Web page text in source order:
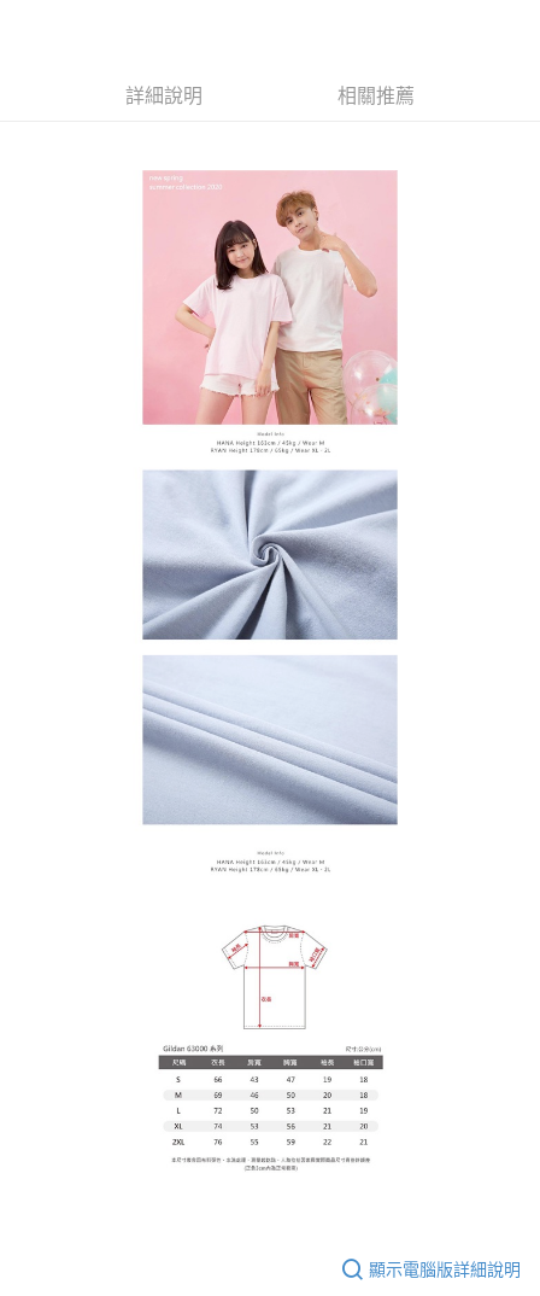
買賣價金債權讓與本公司後，依約使用本公司帳單繳交帳款。
2.基於同意付款使用「大哥付你分期」之契約關係目的，商店將以您的個人
資料（包含姓名、電話或地址）提供予台灣大哥大進項蒐集、處理及利用，
由本公司與您本人進行分期帳單所需資料之確認、核對及更正。
3.完整用戶服務條款，請詳閱以下連結：
https://oppay.tw/userRule
２．訂單成立數日內，您將收到繳費通知簡訊。
３．收到繳費通知簡訊後14天內，點擊此簡訊中的連結，可透過四大超商／
購買商品的店家。未經商家同意取消之訂單仍視為有效，需透過AFTEE先享
※ 交易是否成功請以「AFTEE先享後付 」之結帳頁面顯示為準，若有關於
是否繳費成功／繳費後需取消欲退款等相關疑問，請聯繫「AFTEE先享後付
https://netprotections.freshdesk.com/support/home
１．透過由恩沛科技股份有限公司提供之「AFTEE先享後付」服務完成之交
易，需依本服務之必要範圍內提供個人資料，並將交易相關給付款項請求債
權轉讓予恩沛科技股份有限公司。
２．關於個人資料處理事宜，請瀏覽以下網址：
３．未成年的使用者請事先徵得法定代理人或監護人之同意方可使用
「AFTEE先享後付」，若未經同意申辦者引起之損失，本公司不負相關責
４．使用「AFTEE先享後付」時，將依據個別帳號之用戶狀況，依本公司即
時審查核予不同之上限額度；若仍有額度不足之情形，本公司將視審查結果
５．嚴禁一人註冊多個帳號或使用他人資訊註冊。若發現惡意使用之情形，
恩沛科技股份有限公司將有權停止該用戶之使用額度並採取法律行動。
每筆NT$60，滿NT$899(含以上)免運費
每筆NT$65，滿NT$899(含以上)免運費
每筆NT$60，滿NT$899(含以上)免運費
每筆NT$65，滿NT$899(含以上)免運費
詳細說明 相關推薦
顯示電腦版詳細說明